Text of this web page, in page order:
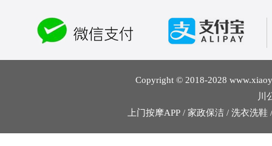
Copyright © 2018-2028
川
上门按摩APP/ 家政保洁/ 洗衣洗鞋